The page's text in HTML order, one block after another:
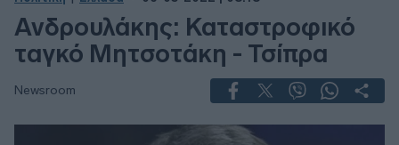
Ανδρουλάκης: Καταστροφικό
ταγκό Μητσοτάκη - Τσίπρα
Newsroom